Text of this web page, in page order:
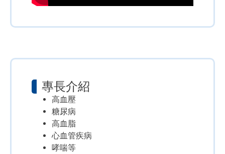
專長介紹
高血壓
糖尿病
高血脂
心血管疾病
哮喘等